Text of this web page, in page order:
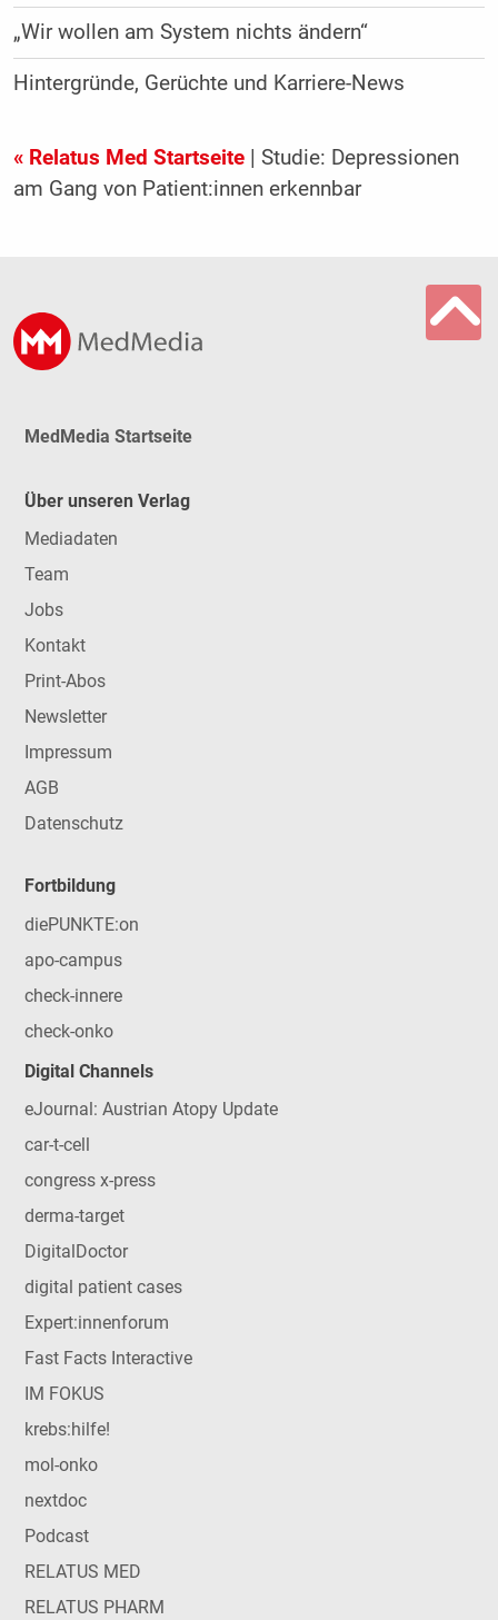
„Wir wollen am System nichts ändern“
Hintergründe, Gerüchte und Karriere-News
« Relatus Med Startseite| Studie: Depressionen
am Gang von Patient:innen erkennbar
MedMedia Startseite
Über unseren Verlag
Mediadaten
Team
Jobs
Kontakt
Print-Abos
Newsletter
Impressum
AGB
Datenschutz
Fortbildung
diePUNKTE:on
apo-campus
check-innere
check-onko
Digital Channels
eJournal: Austrian Atopy Update
car-t-cell
congress x-press
derma-target
DigitalDoctor
digital patient cases
Expert:innenforum
Fast Facts Interactive
IM FOKUS
krebs:hilfe!
mol-onko
nextdoc
Podcast
RELATUS MED
RELATUS PHARM